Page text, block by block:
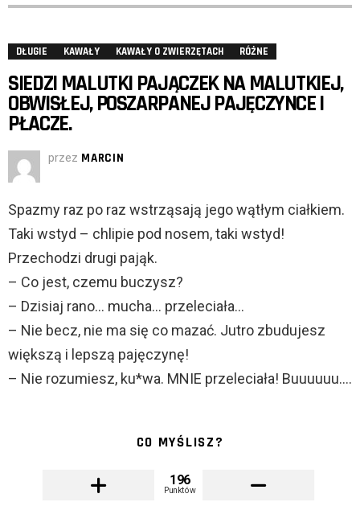
DŁUGIE KAWAŁY KAWAŁY O ZWIERZĘTACH RÓŻNE
SIEDZI MALUTKI PAJĄCZEK NA MALUTKIEJ,
OBWISŁEJ, POSZARPANEJ PAJĘCZYNCE I
PŁACZE.
przez MARCIN
Spazmy raz po raz wstrząsają jego wątłym ciałkiem.
Taki wstyd – chlipie pod nosem, taki wstyd!
Przechodzi drugi pająk.
– Co jest, czemu buczysz?
– Dzisiaj rano… mucha… przeleciała…
– Nie becz, nie ma się co mazać. Jutro zbudujesz
większą i lepszą pajęczynę!
– Nie rozumiesz, ku*wa. MNIE przeleciała! Buuuuuu….
CO MYŚLISZ?
196
Punktów